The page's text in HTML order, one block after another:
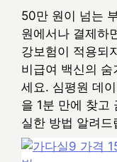
50만 원이 넘는
원에서나 결제하
강보험이 적용되
비급여 백신의 숨
세요. 심평원 데
을 1분 만에 찾고
실한 방법 알려드